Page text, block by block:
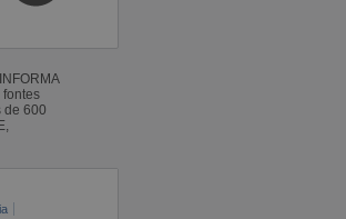
fontes
de 600